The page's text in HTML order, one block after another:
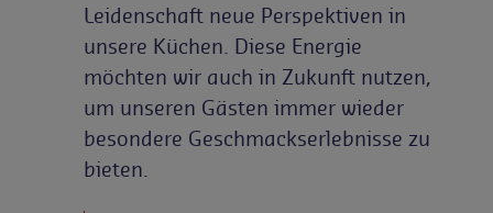
Leidenschaft neue Perspektiven in
unsere Küchen. Diese Energie
möchten wir auch in Zukunft nutzen,
um unseren Gästen immer wieder
besondere Geschmackserlebnisse zu
bieten.